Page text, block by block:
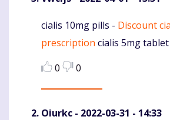
Komentaras
cialis 10mg pills - Discount
prescription cialis 5mg tablet
0
0
Oiurkc - 2022-03-31 - 14:33